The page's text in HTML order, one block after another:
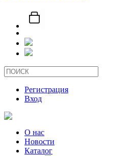
Регистрация
Вход
О нас
Новости
Каталог